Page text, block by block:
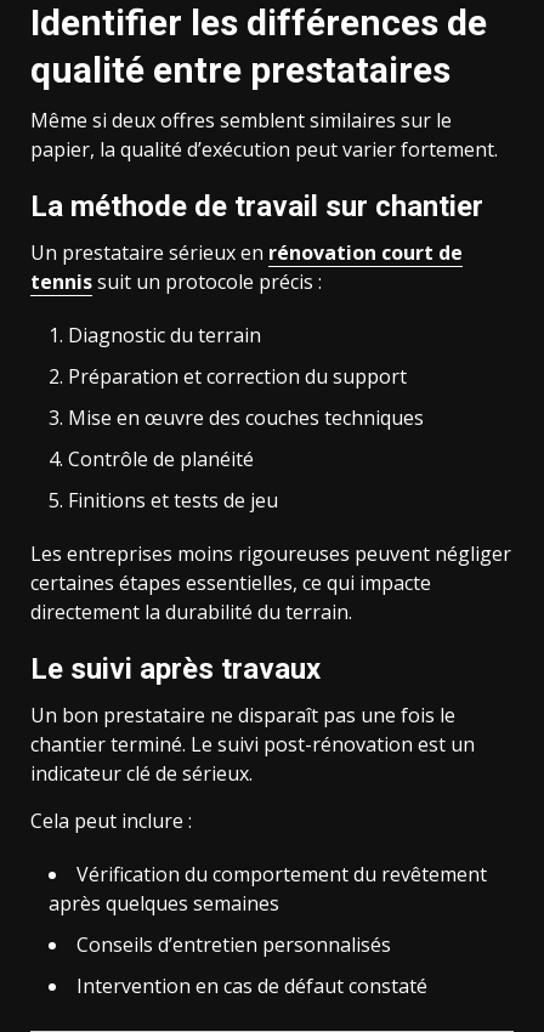
Identifier les différences de
qualité entre prestataires
Même si deux offres semblent similaires sur le
papier, la qualité d’exécution peut varier fortement.
La méthode de travail sur chantier
Un prestataire sérieux en rénovation court de
tennissuit un protocole précis :
Diagnostic du terrain
Préparation et correction du support
Mise en œuvre des couches techniques
Contrôle de planéité
Finitions et tests de jeu
Les entreprises moins rigoureuses peuvent négliger
certaines étapes essentielles, ce qui impacte
directement la durabilité du terrain.
Le suivi après travaux
Un bon prestataire ne disparaît pas une fois le
chantier terminé. Le suivi post-rénovation est un
indicateur clé de sérieux.
Cela peut inclure :
Vérification du comportement du revêtement
après quelques semaines
Conseils d’entretien personnalisés
Intervention en cas de défaut constaté